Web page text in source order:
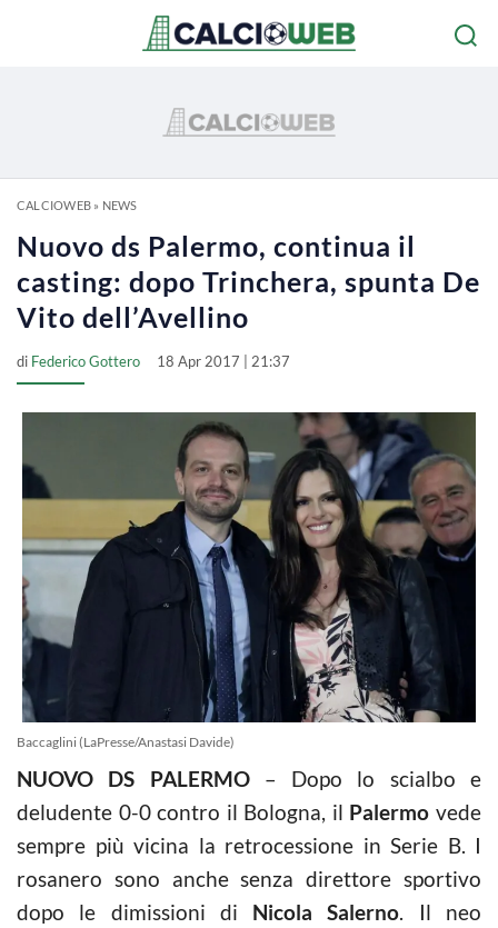
CALCIOWEB» NEWS
Nuovo ds Palermo, continua il
casting: dopo Trinchera, spunta De
Vito dell’Avellino
di Federico Gottero 18 Apr 2017 | 21:37
Baccaglini (LaPresse/Anastasi Davide)
NUOVO DS PALERMO– Dopo lo scialbo e
deludente 0-0 contro il Bologna, il Palermo vede
sempre più vicina la retrocessione in Serie B. I
rosanero sono anche senza direttore sportivo
dopo le dimissioni di Nicola Salerno. Il neo